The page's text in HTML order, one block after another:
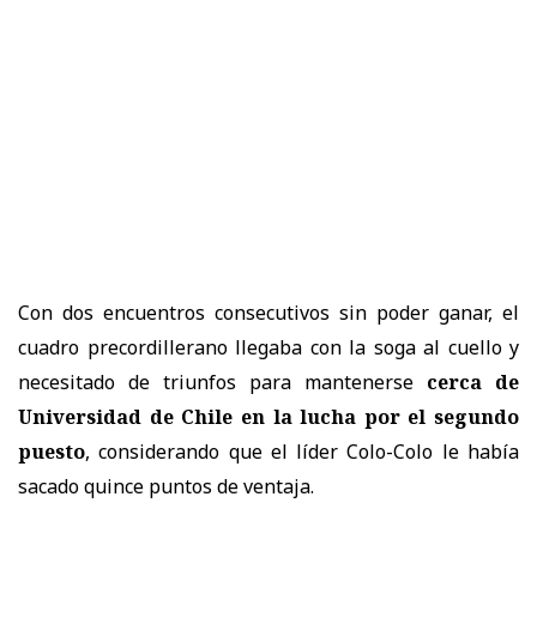
Con dos encuentros consecutivos sin poder ganar, el
cuadro precordillerano llegaba con la soga al cuello y
necesitado de triunfos para mantenerse cerca de
Universidad de Chile en la lucha por el segundo
puesto, considerando que el líder Colo-Colo le había
sacado quince puntos de ventaja.